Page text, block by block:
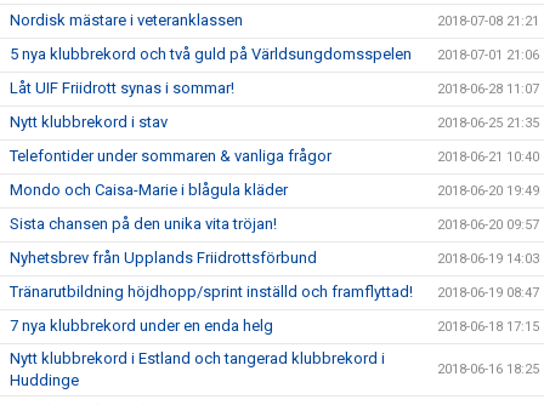
Nordisk mästare i veteranklassen 2018-07-08 21:21
5 nya klubbrekord och två guld på Världsungdomsspelen 2018-07-01 21:06
Låt UIF Friidrott synas i sommar! 2018-06-28 11:07
Nytt klubbrekord i stav 2018-06-25 21:35
Telefontider under sommaren & vanliga frågor 2018-06-21 10:40
Mondo och Caisa-Marie i blågula kläder 2018-06-20 19:49
Sista chansen på den unika vita tröjan! 2018-06-20 09:57
Nyhetsbrev från Upplands Friidrottsförbund 2018-06-19 14:03
Tränarutbildning höjdhopp/sprint inställd och framflyttad! 2018-06-19 08:47
7 nya klubbrekord under en enda helg 2018-06-18 17:15
Nytt klubbrekord i Estland och tangerad klubbrekord i
Huddinge
2018-06-16 18:25